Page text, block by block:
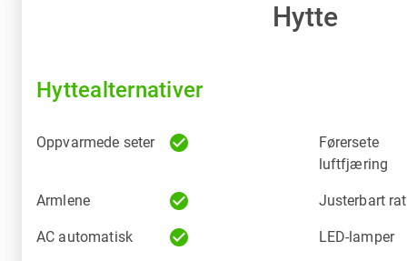
Hytte
Hyttealternativer
Oppvarmede seter check_circle
Førersete
luftfjæring
Armlene check_circle Justerbart
AC automatisk check_circle LED-lamper